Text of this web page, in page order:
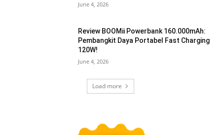
June 4, 2026
Review BOOMii Powerbank 160.000mAh:
Pembangkit Daya Portabel Fast Charging
120W!
June 4, 2026
Load more